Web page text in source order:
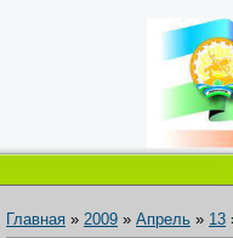
Главная » 2009 » Апрель » 13